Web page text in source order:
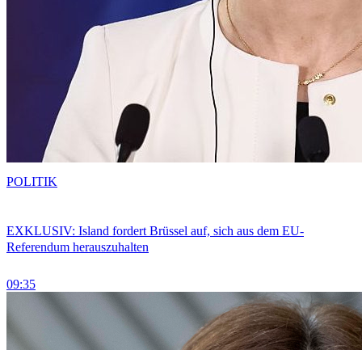
EXKLUSIV: Island fordert Brüssel auf, sich aus dem EU-
Referendum herauszuhalten
09:35
POLITIK